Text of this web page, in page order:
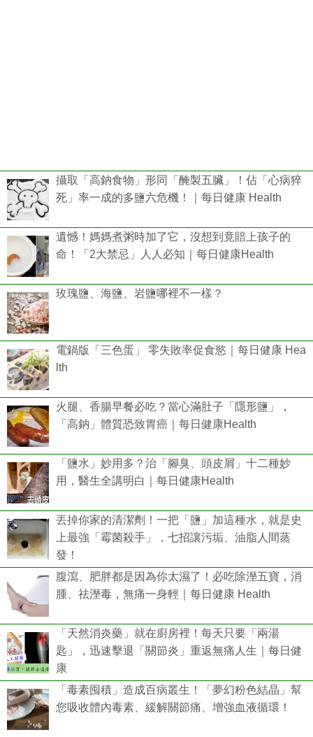
攝取「高鈉食物」形同「醃製五臟」！佔「心病猝
死」率一成的多鹽六危機！｜每日健康 Health
遺憾！媽媽煮粥時加了它，沒想到竟賠上孩子的
命！「2大禁忌」人人必知｜每日健康Health
玫瑰鹽、海鹽、岩鹽哪裡不一樣？
電鍋版「三色蛋」 零失敗率促食慾｜每日健康 Hea
lth
火腿、香腸早餐必吃？當心滿肚子「隱形鹽」，
「高鈉」體質恐致胃癌｜每日健康Health
「鹽水」妙用多？治「腳臭、頭皮屑」十二種妙
用，醫生全講明白｜每日健康Health
丟掉你家的清潔劑！一把「鹽」加這種水，就是史
上最強「霉菌殺手」，七招讓污垢、油脂人間蒸
發！
腹瀉、肥胖都是因為你太濕了！必吃除溼五寶，消
腫、祛溼毒，無痛一身輕｜每日健康 Health
「天然消炎藥」就在廚房裡！每天只要「兩湯
匙」，迅速擊退「關節炎」重返無痛人生｜每日健
康
「毒素囤積」造成百病叢生！「夢幻粉色結晶」幫
您吸收體內毒素、緩解關節痛、增強血液循環！